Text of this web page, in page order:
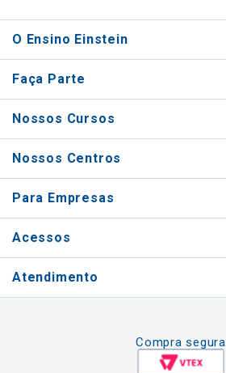
O Ensino Einstein
Faça Parte
Nossos Cursos
Nossos Centros
Para Empresas
Acessos
Atendimento
Compra segura